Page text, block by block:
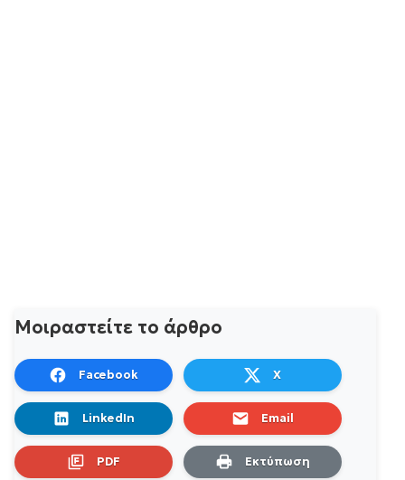
Μοιραστείτε το άρθρο
Facebook X
LinkedIn Email
PDF Εκτύπωση